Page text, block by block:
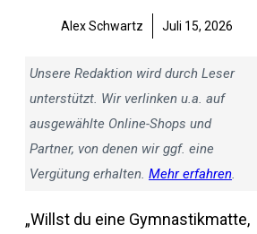
Alex Schwartz Juli 15, 2026
Unsere Redaktion wird durch Leser
unterstützt. Wir verlinken u.a. auf
ausgewählte Online-Shops und
Partner, von denen wir ggf. eine
Vergütung erhalten. Mehr erfahren.
„Willst du eine Gymnastikmatte,